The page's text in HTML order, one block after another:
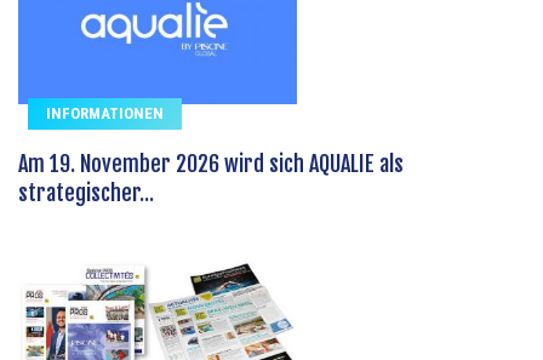
INFORMATIONEN
Am 19. November 2026 wird sich AQUALIE als
strategischer...